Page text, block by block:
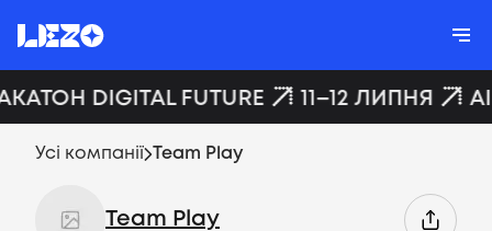
DIGITAL FUTURE 11–12 ЛИПНЯ
Усі компанії Team Play
Team Play